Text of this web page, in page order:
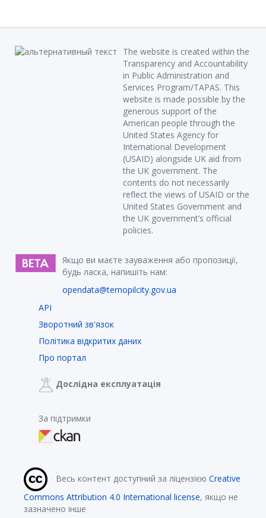
The website is created within the
Transparency and Accountability
in Public Administration and
Services Program/TAPAS. This
website is made possible by the
generous support of the
American people through the
United States Agency for
International Development
(USAID) alongside UK aid from
the UK government. The
contents do not necessarily
reflect the views of USAID or the
United States Government and
the UK government’s official
policies.
Якщо ви маєте зауваження або пропозиції,
будь ласка, напишіть нам:
opendata@ternopilcity.gov.ua
API
Зворотний зв'язок
Політика відкритих даних
Про портал
Дослідна експлуатація
За підтримки
Весь контент доступний за ліцензією Creative
Commons Attribution 4.0 International license, якщо не
зазначено інше